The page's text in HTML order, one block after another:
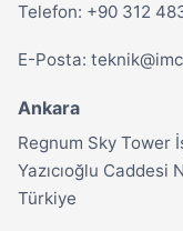
Telefon: +90 312
E-Posta:
Ankara
Regnum Sky Tower
Yazıcıoğlu Caddesi
Türkiye